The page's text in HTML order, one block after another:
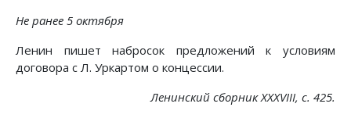
Не ранее 5 октября
Ленин пишет набросок предложений к условиям
договора с Л. Уркартом о концессии.
Ленинский сборник XXXVIII, с. 425.